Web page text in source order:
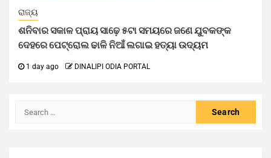
ରାଜ୍ୟ
ଶନିବାର ସକାଳ ପ୍ରାୟ ସାଢ଼େ ୫ଟା ସମୟରେ ଜଣେ ଯୁବକଙ୍କ
ଦେହରେ ପେଟ୍ରୋଲ ଢାଳି ନିଆଁ ଲଗାଇ ହତ୍ୟା ଉଦ୍ୟମ
1 day ago DINALIPI ODIA PORTAL